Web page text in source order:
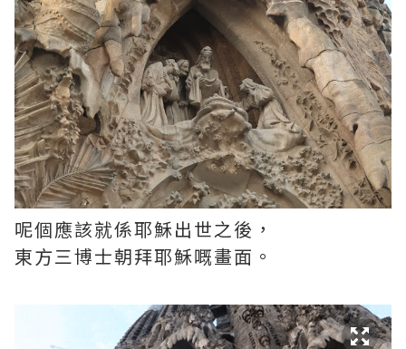
呢個應該就係耶穌出世之後，
東方三博士朝拜耶穌嘅畫面。